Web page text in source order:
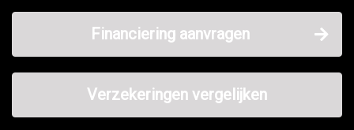
Financiering aanvragen
Verzekeringen vergelijken